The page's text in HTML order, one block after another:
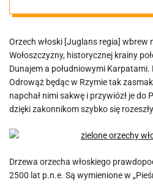
owoców
Orzech włoski [Juglans regia] wbrew
Wołoszczyzny, historycznej krainy
Dunajem a południowymi
Odrowąż będąc w Rzymie tak
napchał nimi sakwę i przywiózł je do
dzięki zakonnikom szybko się
Drzewa orzecha włoskiego
2500 lat p.n.e. Są wymienione w